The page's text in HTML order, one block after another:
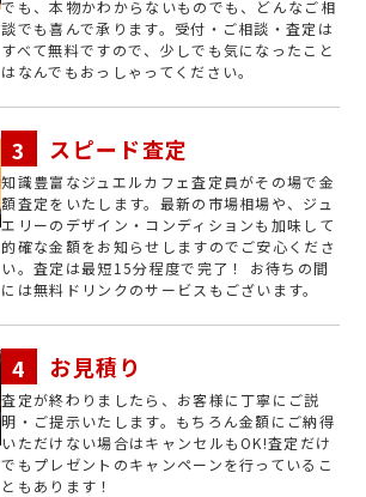
でも、本物かわからないものでも、どんなご相
談でも喜んで承ります。受付・ご相談・査定は
すべて無料ですので、少しでも気になったこと
はなんでもおっしゃってください。
スピード査定
知識豊富なジュエルカフェ査定員がその場で金
額査定をいたします。最新の市場相場や、ジュ
エリーのデザイン・コンディションも加味して
的確な金額をお知らせしますのでご安心くださ
い。査定は最短15分程度で完了！ お待ちの間
には無料ドリンクのサービスもございます。
お見積り
査定が終わりましたら、お客様に丁寧にご説
明・ご提示いたします。もちろん金額にご納得
いただけない場合はキャンセルもOK!査定だけ
でもプレゼントのキャンペーンを行っているこ
ともあります！